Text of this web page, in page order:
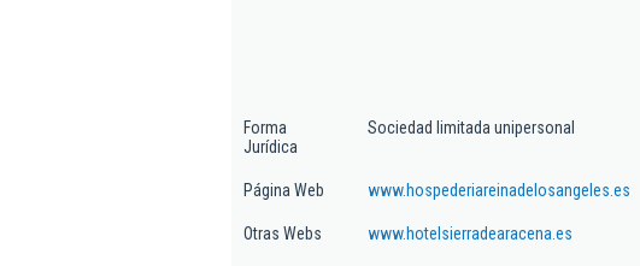
Forma
Jurídica
Sociedad limitada unipersonal
Página Web www.hospederiareinadelosangeles.es
Otras Webs www.hotelsierradearacena.es